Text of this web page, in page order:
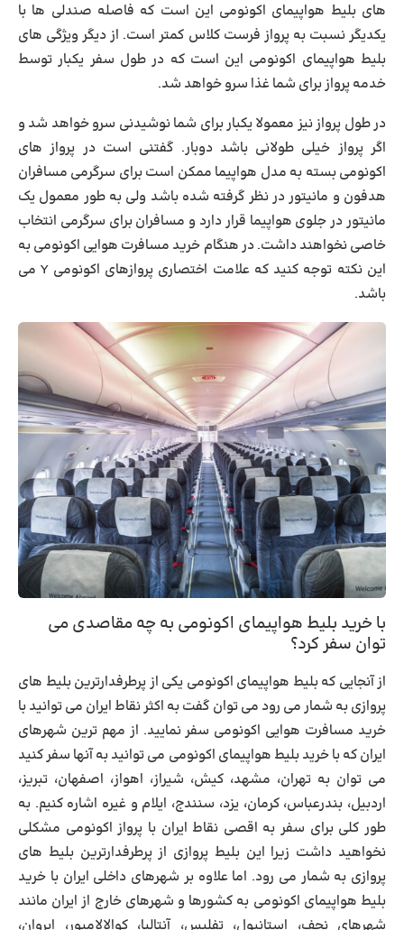
های بلیط هواپیمای اکونومی این است که فاصله صندلی ها با
یکدیگر نسبت به پرواز فرست کلاس کمتر است. از دیگر ویژگی های
بلیط هواپیمای اکونومی این است که در طول سفر یکبار توسط
خدمه پرواز برای شما غذا سرو خواهد شد.
در طول پرواز نیز معمولا یکبار برای شما نوشیدنی سرو خواهد شد و
اگر پرواز خیلی طولانی باشد دوبار. گفتنی است در پرواز های
اکونومی بسته به مدل هواپیما ممکن است برای سرگرمی مسافران
هدفون و مانیتور در نظر گرفته شده باشد ولی به طور معمول یک
مانیتور در جلوی هواپیما قرار دارد و مسافران برای سرگرمی انتخاب
خاصی نخواهند داشت. در هنگام خرید مسافرت هوایی اکونومیبه
این نکته توجه کنید که علامت اختصاری پروازهای اکونومی Y می
باشد.
با خرید بلیط هواپیمای اکونومی به چه مقاصدی می
توان سفر کرد؟
از آنجایی که بلیط هواپیمای اکونومی یکی از پرطرفدارترین بلیط های
پروازی به شمار می رود می توان گفت به اکثر نقاط ایران می توانید با
خرید مسافرت هوایی اکونومی سفر نمایید. از مهم ترین شهرهای
ایران که با خرید بلیط هواپیمای اکونومی می توانید به آنها سفر کنید
می توان به تهران، مشهد، کیش، شیراز، اهواز، اصفهان، تبریز،
اردبیل، بندرعباس، کرمان، یزد، سنندج، ایلام و غیره اشاره کنیم. به
طور کلی برای سفر به اقصی نقاط ایران با پرواز اکونومی مشکلی
نخواهید داشت زیرا این بلیط پروازی از پرطرفدارترین بلیط های
پروازی به شمار می رود. اما علاوه بر شهرهای داخلی ایران با خرید
بلیط هواپیمای اکونومی به کشورها و شهرهای خارج از ایران مانند
شهرهای نجف، استانبول، تفلیس، آنتالیا، کوالالامپور، ایروان،